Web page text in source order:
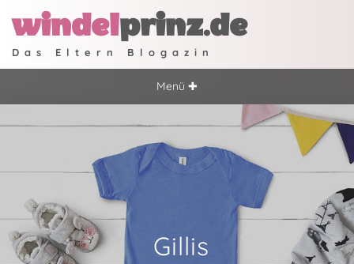
windelprinz.de
Das Eltern Blogazin
Menü ✚
Gillis